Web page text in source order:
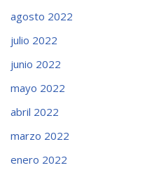
agosto 2022
julio 2022
junio 2022
mayo 2022
abril 2022
marzo 2022
enero 2022